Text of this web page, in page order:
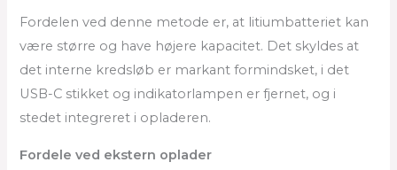
Fordelen ved denne metode er, at litiumbatteriet kan
være større og have højere kapacitet. Det skyldes at
det interne kredsløb er markant formindsket, i det
USB-C stikket og indikatorlampen er fjernet, og i
stedet integreret i opladeren.
Fordele ved ekstern oplader